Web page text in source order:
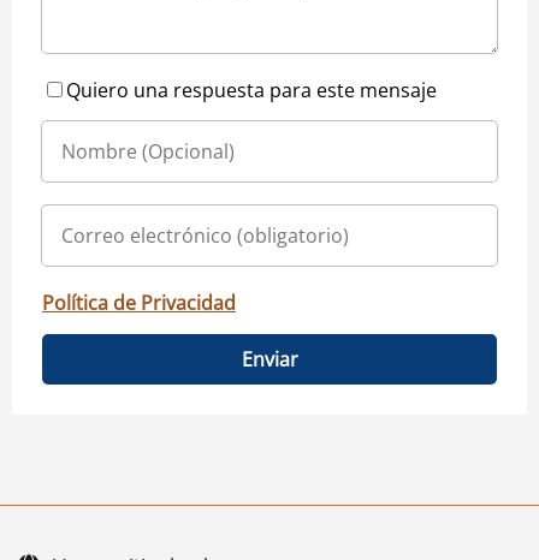
Quiero una respuesta para este mensaje
Política de Privacidad
Enviar